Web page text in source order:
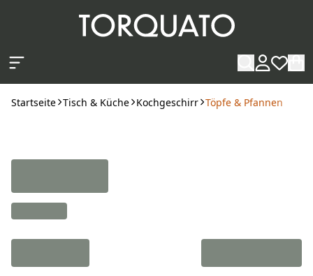
Startseite Tisch & Küche Kochgeschirr Töpfe & Pfannen